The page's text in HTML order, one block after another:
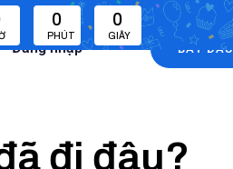
0
PHÚT
0
GIÂY
Đăng nhập BẮT ĐẦU
đi đâu?